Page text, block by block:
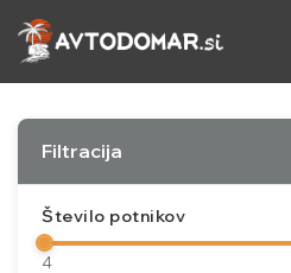
Preskoči
na
Filtracija
Število potnikov
4